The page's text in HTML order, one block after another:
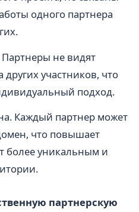
одного партнера
не видят
других участников, что
подход.
Каждый партнер может
что повышает
более уникальным и
партнерскую